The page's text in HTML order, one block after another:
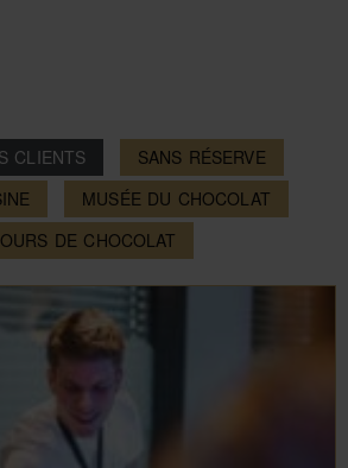
CLIENTS
SANS RÉSERVE
MUSÉE DU CHOCOLAT
DE CHOCOLAT